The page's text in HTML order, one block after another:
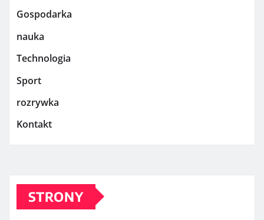
Gospodarka
nauka
Technologia
Sport
rozrywka
Kontakt
STRONY